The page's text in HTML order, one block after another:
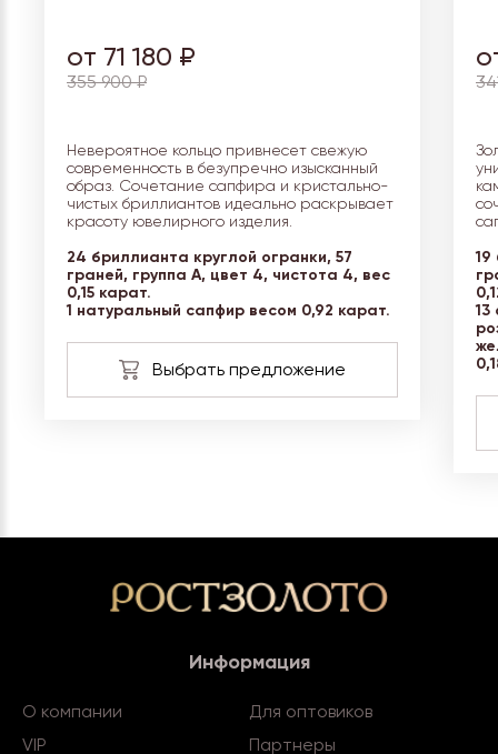
от 71 180 ₽
355 900 ₽
Невероятное кольцо привнесет свежую
современность в безупречно изысканный
образ. Сочетание сапфира и кристально-
чистых бриллиантов идеально раскрывает
красоту ювелирного изделия.
24 бриллианта круглой огранки, 57
граней, группа А, цвет 4, чистота 4, вес
0,15 карат.
1 натуральный сапфир весом 0,92 карат.
19
13
Информация
О компании
Для оптовиков
VIP
Партнеры